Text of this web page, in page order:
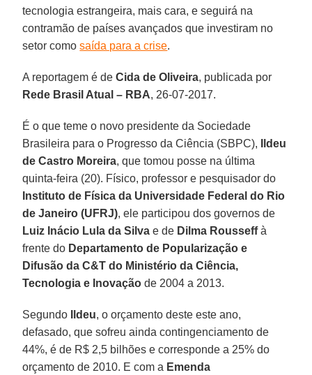
tecnologia estrangeira, mais cara, e seguirá na
contramão de países avançados que investiram no
setor comosaída para a crise.
A reportagem é deCida de Oliveira, publicada por
Rede Brasil Atual – RBA, 26-07-2017.
É o que teme o novo presidente da Sociedade
Brasileira para o Progresso da Ciência (SBPC),
Ildeu
de Castro Moreira, que tomou posse na última
quinta-feira (20). Físico, professor e pesquisador do
Instituto de Física da Universidade Federal do Rio
de Janeiro (UFRJ), ele participou dos governos de
Luiz Inácio Lula da Silva e de Dilma Rousseffà
frente do Departamento de Popularização e
Difusão da C&T do Ministério da Ciência,
Tecnologia e Inovação de 2004 a 2013.
Segundo Ildeu, o orçamento deste este ano,
defasado, que sofreu ainda contingenciamento de
44%, é de R$ 2,5 bilhões e corresponde a 25% do
orçamento de 2010. E com a Emenda